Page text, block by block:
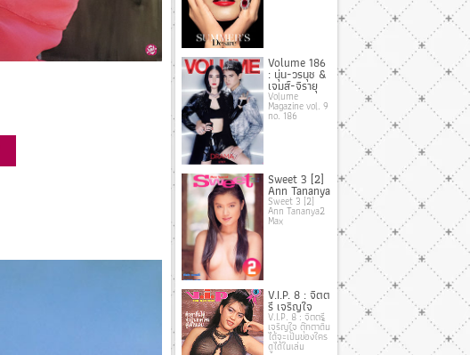
Volume 186
: นุ่น-วรนุช &
เจมส์-จิรายุ
Volume
Magazine vol. 9
no. 186
Sweet 3 [2]
Ann Tananya
Sweet 3 [2]
Ann Tananya2
Max
V.I.P. 8 : จิตต
รี เจริญใจ
V.I.P. 8 : จิตตรี
เจริญใจ ตุ๊กตาดิ้น
ได้จะเป็นของใคร
ดูได้ในเล่ม